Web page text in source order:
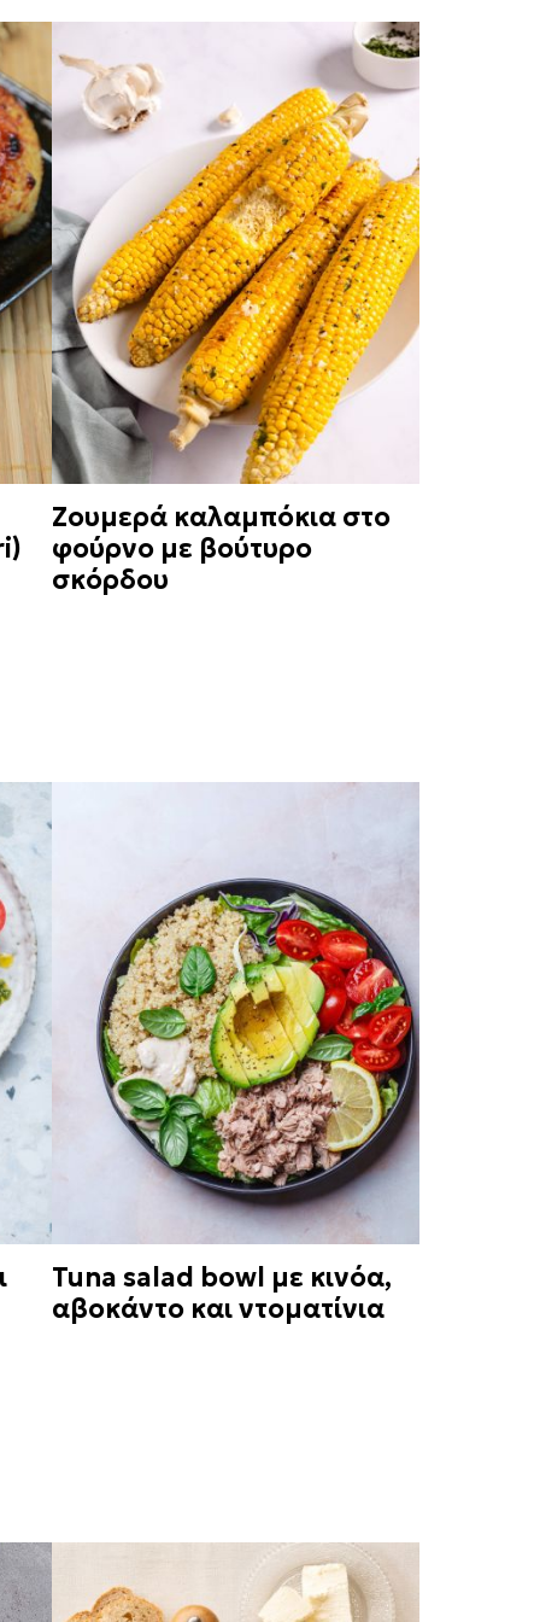
Ζουμερά καλαμπόκια στο
φούρνο με βούτυρο
σκόρδου
Tuna salad bowl με κινόα,
αβοκάντο και ντοματίνια